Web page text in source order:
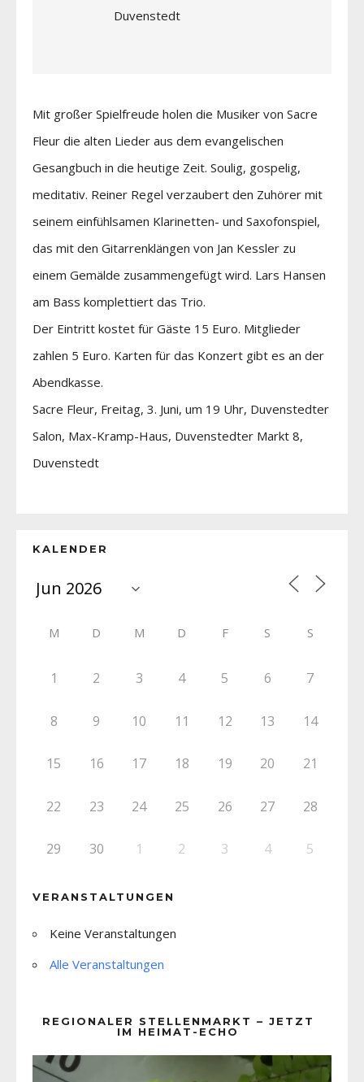
Duvenstedt
Mit großer Spielfreude holen die Musiker von Sacre
Fleur die alten Lieder aus dem evangelischen
Gesangbuch in die heutige Zeit. Soulig, gospelig,
meditativ. Reiner Regel verzaubert den Zuhörer mit
seinem einfühlsamen Klarinetten- und Saxofonspiel,
das mit den Gitarrenklängen von Jan Kessler zu
einem Gemälde zusammengefügt wird. Lars Hansen
am Bass komplettiert das Trio.
Der Eintritt kostet für Gäste 15 Euro. Mitglieder
zahlen 5 Euro. Karten für das Konzert gibt es an der
Abendkasse.
Sacre Fleur, Freitag, 3. Juni, um 19 Uhr, Duvenstedter
Salon, Max-Kramp-Haus, Duvenstedter Markt 8,
Duvenstedt
KALENDER
M D M D F S S
1 2 3 4 5 6 7
8 9 10 11 12 13 14
15 16 17 18 19 20 21
22 23 24 25 26 27 28
29 30 1 2 3 4 5
VERANSTALTUNGEN
Keine Veranstaltungen
Alle Veranstaltungen
REGIONALER STELLENMARKT – JETZT
IM HEIMAT-ECHO